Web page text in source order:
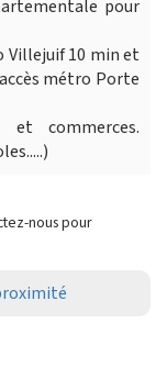
pour
Villejuif 10 min et
métro Porte
commerces.
nous pour